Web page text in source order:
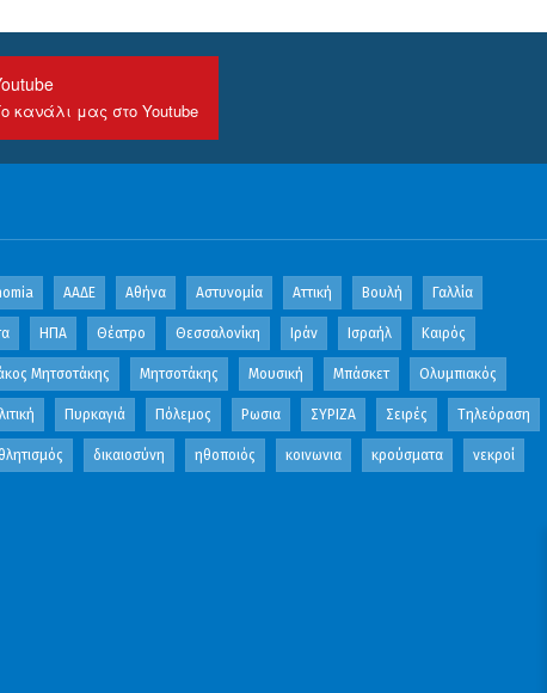
κανάλι μας στο Youtube
ΑΑΔΕ Αθήνα Αστυνομία Αττική Βουλή Γαλλία
ΗΠΑ Θέατρο Θεσσαλονίκη Ιράν Ισραήλ Καιρός
Μητσοτάκης Μητσοτάκης Μουσική Μπάσκετ Ολυμπιακός
Πυρκαγιά Πόλεμος Ρωσια ΣΥΡΙΖΑ Σειρές Τηλεόραση
δικαιοσύνη ηθοποιός κοινωνια κρούσματα νεκροί